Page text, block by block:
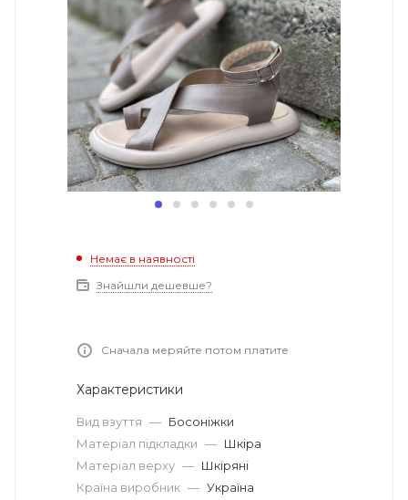
Немає в наявності
Знайшли дешевше?
Сначала меряйте потом платите
Характеристики
Вид взуття — Босоніжки
Матеріал підкладки — Шкіра
Матеріал верху — Шкіряні
Країна виробник — Україна